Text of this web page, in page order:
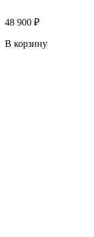
48 900 ₽
В корзину